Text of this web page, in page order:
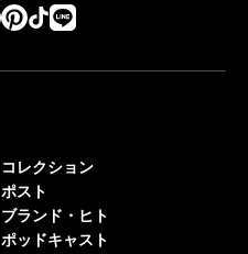
コレクション
ポスト
ブランド・ヒト
ポッドキャスト